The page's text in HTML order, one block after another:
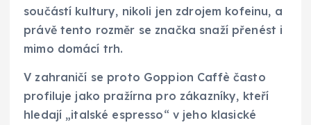
součástí kultury, nikoli jen zdrojem kofeinu, a
právě tento rozměr se značka snaží přenést i
mimo domácí trh.
V zahraničí se proto Goppion Caffè často
profiluje jako pražírna pro zákazníky, kteří
hledají „italské espresso“ v jeho klasické